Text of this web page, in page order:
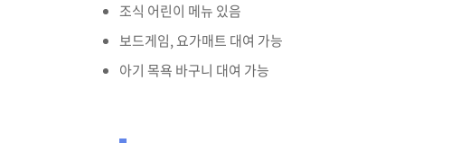
조식 어린이 메뉴 있음
보드게임, 요가매트 대여 가능
아기 목욕 바구니 대여 가능